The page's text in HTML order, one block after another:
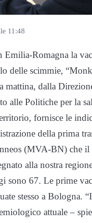
11:48
Romagna la
delle scimmie,
mattina, dalla
alle Politiche per la
fornisce le
della prima
(MVA-BN) che il
alla nostra
sono 67. Le prime
stesso a Bologna.
attuale –